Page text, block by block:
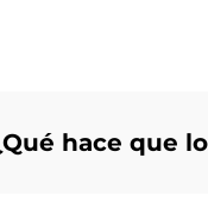
hace que